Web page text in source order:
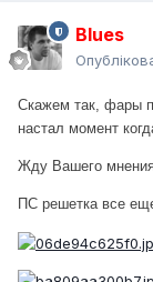
Blues
Скажем так, фары
настал момент
Жду Вашего
ПС решетка все